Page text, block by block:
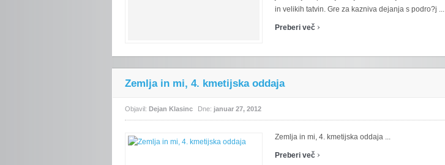
in velikih tatvin. Gre za kazniva dejanja s podro?j ...
Preberi več ›
Zemlja in mi, 4. kmetijska oddaja
Objavil: Dejan Klasinc Dne: januar 27, 2012
Zemlja in mi, 4. kmetijska oddaja ...
Preberi več ›